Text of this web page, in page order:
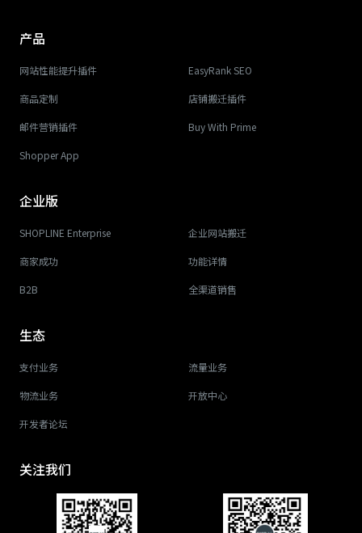
产品
网站性能提升插件 EasyRank SEO
商品定制 店铺搬迁插件
邮件营销插件 Buy With Prime
Shopper App
企业版
SHOPLINE Enterprise 企业网站搬迁
商家成功 功能详情
B2B 全渠道销售
生态
支付业务 流量业务
物流业务 开放中心
开发者论坛
关注我们